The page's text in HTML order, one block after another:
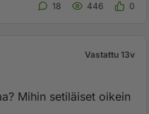
18 446 0
Vastattu 13v
Mihin setiläiset oikein